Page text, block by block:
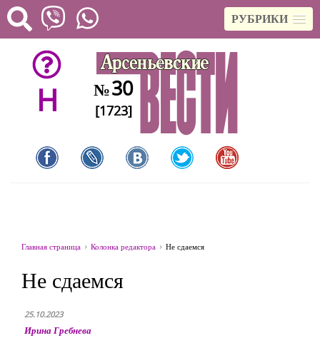
РУБРИКИ
H №30
[1723]
Главная страница Колонка редактора Не сдаемся
Не сдаемся
25.10.2023
Ирина Гребнева